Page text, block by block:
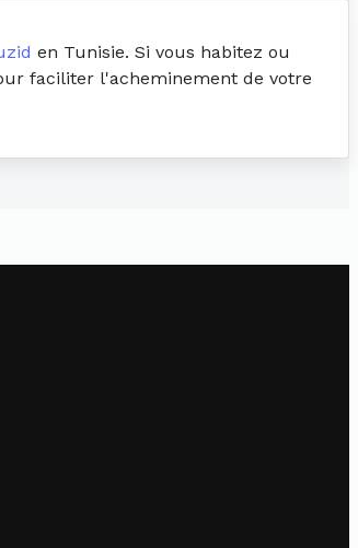
en Tunisie. Si vous habitez ou
faciliter l'acheminement de votre